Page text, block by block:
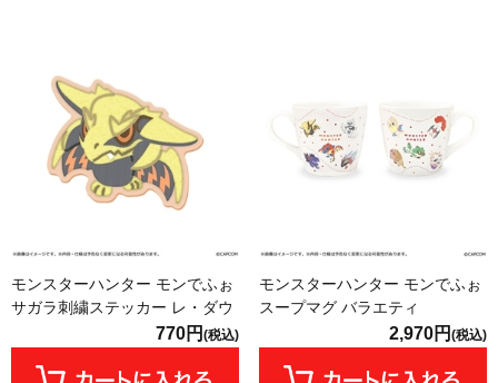
モンスターハンター モンでふぉ
サガラ刺繍ステッカー レ・ダウ
770円 (税込)
モンスターハンター モンでふぉ
スープマグ バラエティ
2,970円 (税込)